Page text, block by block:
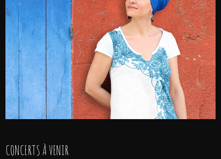
CONCERTS À VENIR